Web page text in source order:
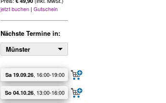
jetzt buchen | Gutschein
Nächste Termine in:
Münster
Sa 19.09.26, 16:00‑19:00
So 04.10.26, 13:00‑16:00